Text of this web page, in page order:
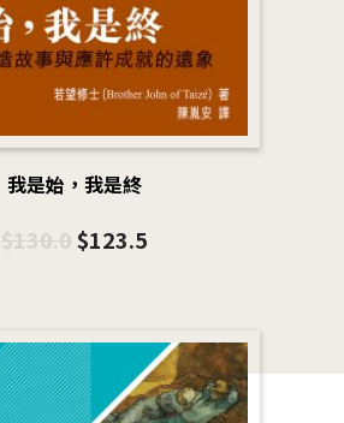
我是始，我是終
$130.0$123.5